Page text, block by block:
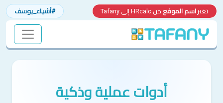
تغير اسم الموقع من HRcalc إلى Tafany #أشياء_يوسف
أدوات عملية وذكية